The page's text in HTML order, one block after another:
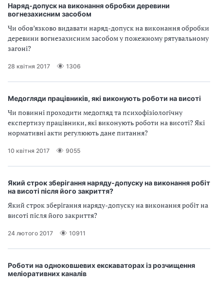
Наряд-допуск на виконання обробки деревини
вогнезахисним засобом
Чи обов’язково видавати наряд-допуск на виконання обробки
деревини вогнезахисним засобом у пожежному рятувальному
загоні?
28 квітня 2017 1306
Медогляди працівників, які виконують роботи на висоті
Чи повинні проходити медогляд та психофізіологічну
експертизу працівники, які виконують роботи на висоті? Які
нормативні акти регулюють дане питання?
10 квітня 2017 9055
Який строк зберігання наряду-допуску на виконання робіт
на висоті після його закриття?
Який строк зберігання наряду-допуску на виконання робіт на
висоті після його закриття?
24 лютого 2017 10911
Роботи на одноковшевих екскаваторах із розчищення
меліоративних каналів
У
О
П
л
а
о
д
й
н